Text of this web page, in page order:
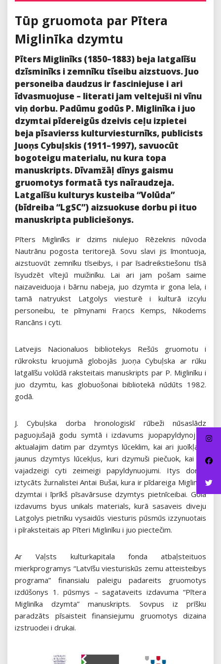
Tūp gruomota par Pītera
Miglinīka dzymtu
Pīters Miglinīks (1850–1883) beja latgalīšu
dzīsminīks i zemnīku tīseibu aizstuovs. Juo
personeiba daudzus ir fasciniejuse i ari
īdvasmuojuse – literati jam veltejuši ni vīnu
viņ dorbu. Padūmu godūs P. Miglinīka i juo
dzymtai pīdereigūs dzeivis ceļu izpietei
beja pīsavierss kulturviesturnīks, publicists
Juoņs Cybuļskis (1911–1997), savuocūt
bogoteigu materialu, nu kura topa
manuskripts. Dīvamžāļ dīnys gaismu
gruomotys formatā tys naīraudzeja.
Latgalīšu kulturys kusteiba “Volūda”
(bīdreiba “LgSC”) aizsuokuse dorbu pi ituo
manuskripta publiciešonys.
Pīters Miglinīks ir dzims niulejuo Rēzeknis nūvoda
Nautrānu pogosta teritorejā. Sovu slavi jis īmontuoja,
aizstuovūt zemnīku tīseibys, i par īsadreikstiešonu tīsā
īsyudzēt vītejū muižinīku. Lai ari jam pošam saime
naizaveiduoja i bārnu nabeja, juo dzymta ir gona lela, i
tamā natryukst Latgolys viesturē i kulturā izcylu
personeibu, te pīmynami Fraņcs Kemps, Nikodems
Rancāns i cyti.
Latvejis Nacionaluos bibliotekys Rešūs gruomotu i
rūkrokstu kruojumā globojās Juoņa Cybuļska ar rūku
latgalīšu volūdā raksteitais manuskripts par P. Miglinīku i
juo dzymtu, kas globuošonai bibliotekā nūdūts 1982.
godā.
J. Cybuļska dorba hronologiskī rūbeži nūsaslādz
paguojušajā godu symtā i izdavums juopapyldynoj ar
aktualajim datim par dzymtys lūceklim, kai ari juoīkļaun
jaunus dzymtys lūcekļus, kuri dzymuši piečuok, kai ari
vajadzeigi cyti zeimeigi papyldynuojumi. Itys dorbs
iztycāts žurnalistei Antai Bušai, kura ir pīdareiga Miglinīku
dzymtai i īprīkš pīsavārsuse dzymtys pietnīceibai. Golā
izdavums byus unikals materials, kurā sasaveis diveju
Latgolys pietnīku vysaidūs viesturis pūsmūs izzynuotais
i pīraksteitais ap Pīteri Miglinīku i juo piectečim.
Ar Vaļsts kulturkapitala fonda atbaļsteituos
mierkprogramys “Latvīšu viesturiskūs zemu atteisteibys
programa” finansialu paleigu padareits gruomotys
izdūšonys 1. pūsmys – sagataveits izdavuma “Pītera
Miglinīka dzymta” manuskripts. Sovpus iz prīšku
paradzāts pīsaisteit finansiejumu gruomotys dizaina
izstruodei i drukai.